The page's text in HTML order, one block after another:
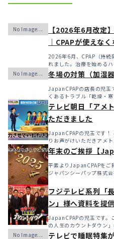
【2026年6月改定
｜CPAPが使えな
メリットと「購入
2026年6月、CPAP（持続
れました。治療を始める
冬場の対策（加湿
JapanCPAPの店長の児玉
くあるトラブル「乾燥・
テレビ朝日「アメ
ただきました
JapanCPAPの児玉です！ この度、ありがたいことにテレビ朝日様よ
りお声がけいただきアメ
年末のご挨拶【
平素よりJapanCPAPをご
ジャパンシーパップ株式
フジテレビ系列「
ン」様へ資料を提
JapanCPAPの児玉です。
の人生のカウントダウン
テレビで睡眠特集